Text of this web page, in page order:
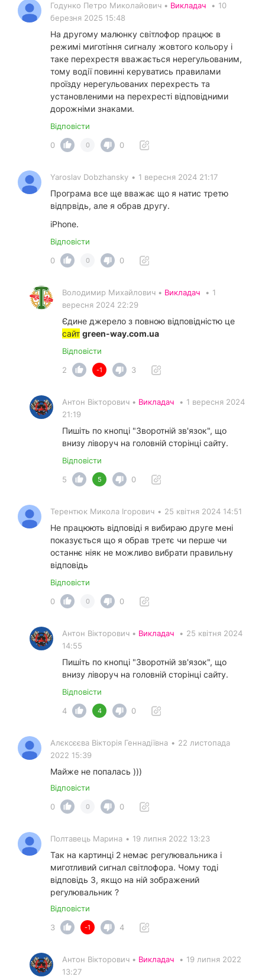
Годунко Петро Миколайович • Викладач • 10
березня 2025 15:48
На другому малюнку світлофор працює в
режимі миготіння сигналу жовтого кольору і
таке перехрестя вважається нерегульованим,
тому водії повинні керуватись правилами
проїзду нерегульованих перехресть та
установленими на перехресті відповідними
дорожніми знаками.
Відповісти
0
0 0
Yaroslav Dobzhansky • 1 вересня 2024 21:17
Програма все ще вважає що я натис третю
відпрвідь, але я обрав другу.
iPhone.
Відповісти
0
0 0
Володимир Михайлович • Викладач • 1
вересня 2024 22:29
Єдине джерело з повною відповідністю це
сайт green-way.com.ua
Відповісти
2
-1 3
Антон Вікторович • Викладач • 1 вересня 2024
21:19
Пишіть по кнопці "Зворотній зв'язок", що
внизу ліворуч на головній сторінці сайту.
Відповісти
5
5 0
Терентюк Микола Ігорович • 25 квітня 2024 14:51
Не працюють відповіді я вибираю друге мені
показується що я обрав третє чи перше чи
останнє ніяк не можливо вибрати правильну
відповідь
Відповісти
0
0 0
Антон Вікторович • Викладач • 25 квітня 2024
14:55
Пишіть по кнопці "Зворотній зв'язок", що
внизу ліворуч на головній сторінці сайту.
Відповісти
4
4 0
Алєксєєва Вікторія Геннадіївна • 22 листопада
2022 15:39
Майже не попалась )))
Відповісти
0
0 0
Полтавець Марина • 19 липня 2022 13:23
Так на картинці 2 немає регулювальника і
миготливий сигнал світлофора. Чому тоді
відповідь 3, якщо на ній зображений
регулювальник ?
Відповісти
3
-1 4
Антон Вікторович • Викладач • 19 липня 2022
13:27